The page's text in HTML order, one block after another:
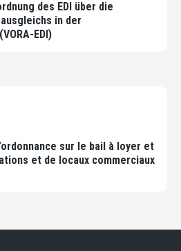
des EDI über die
in der
EDI)
sur le bail à loyer et
et de locaux commerciaux